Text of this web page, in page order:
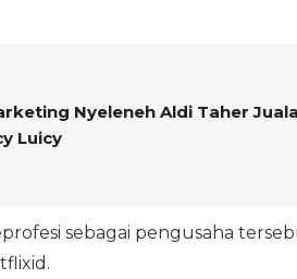
Nyeleneh Aldi Taher
Luicy
sebagai pengusaha